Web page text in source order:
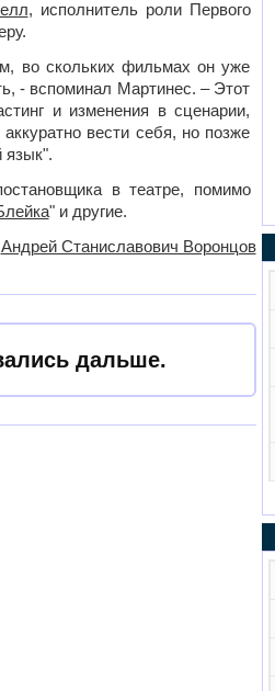
, исполнитель роли Первого
во скольких фильмах он уже
- вспоминал Мартинес. – Этот
и изменения в сценарии,
вести себя, но позже
язык".
в театре, помимо
" и другие.
Андрей Станиславович Воронцов
дальше.